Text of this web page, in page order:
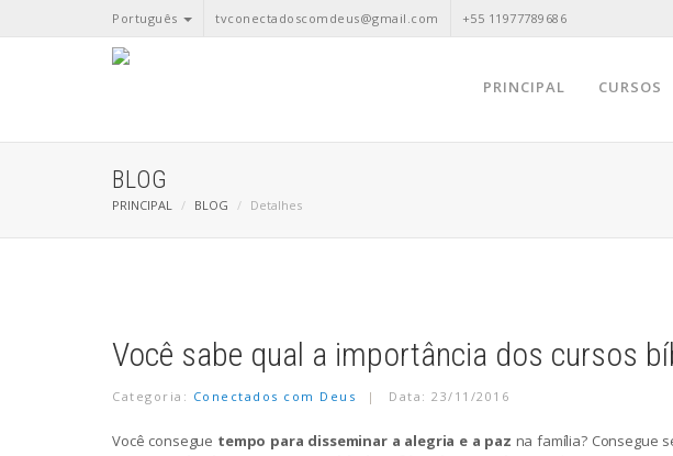
Português tvconectadoscomdeus@gmail.com +55 11977789686
PRINCIPAL CURSOS
BLOG
PRINCIPAL BLOG Detalhes
Você sabe qual a importância dos cursos
Categoria: Conectados com Deus Data: 23/11/2016
Você consegue tempo para disseminar a alegria e a paz na família? Consegue